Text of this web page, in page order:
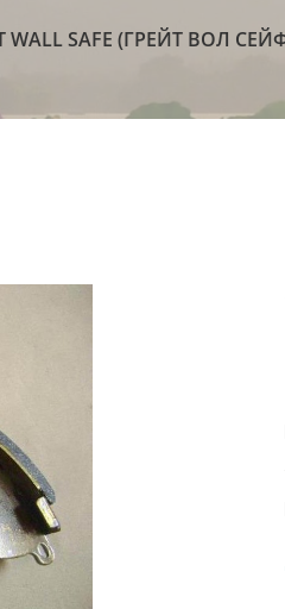
WALL SAFE (ГРЕЙТ ВОЛ